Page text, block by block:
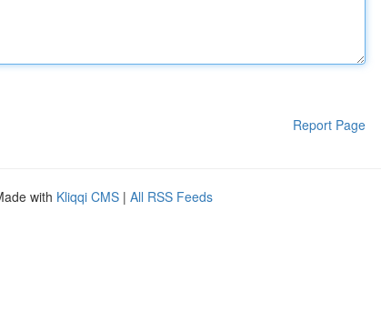
Report Page
with Kliqqi CMS | All RSS Feeds